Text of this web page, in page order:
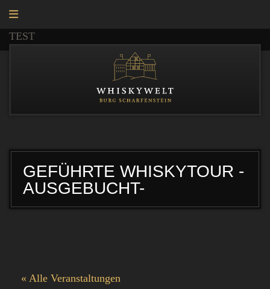
TEST
GEFÜHRTE WHISKYTOUR -
AUSGEBUCHT-
« Alle Veranstaltungen